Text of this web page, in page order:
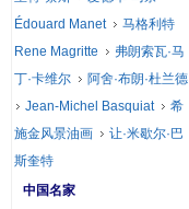
Édouard Manet
马格利特
Rene Magritte
弗朗索瓦·马
丁·卡维尔
阿舍·布朗·杜兰德
Jean-Michel Basquiat
希
施金风景油画
让·米歇尔·巴
斯奎特
中国名家